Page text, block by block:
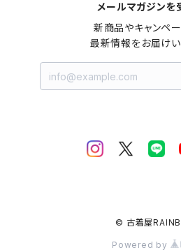
メールマガジンを
新商品やキャンペ
最新情報をお届けい
© 古着屋
Powered by